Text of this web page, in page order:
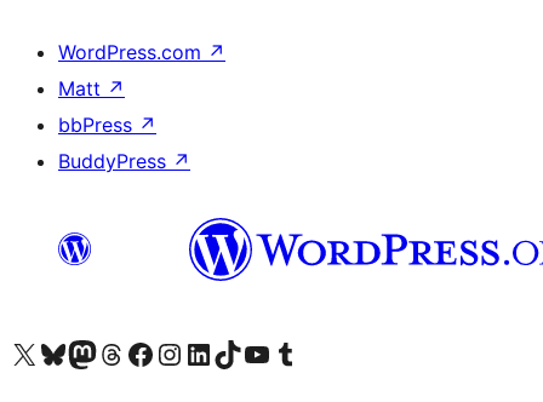
WordPress.com ↗
Matt ↗
bbPress ↗
BuddyPress ↗
Besök vår X-konto (f.d. Twitter)
Besök vårt Bluesky-konto
Besök vårt Mastodon-konto
Besök vårt Thread-konto
Besök vår Facebook-sidaBesök vårt Instagram-konto
Besök vårt LinkedIn-konto
Besök vårt TikTok-konto
Besök vår YouTube-kanalBesök vårt Tumblr-konto